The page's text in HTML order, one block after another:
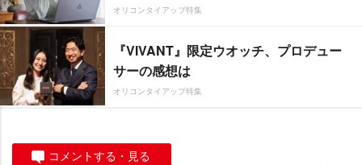
オリコンタイアップ特集
『VIVANT』限定ウオッチ、プロデュー
サーの感想は
オリコンタイアップ特集
コメントする・見る